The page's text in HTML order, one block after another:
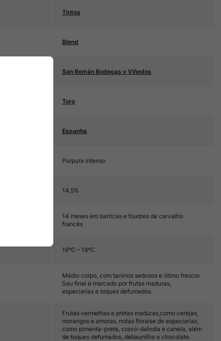
Tintos
Blend
San Román Bodegas y Viñedos
Toro
Espanha
Púrpura intenso
14,5%
14 meses em barricas e foudres de carvalho
francês
16ºC – 18ºC
Médio corpo, com taninos sedosos e ótimo frescor.
Seu final é marcado por frutas maduras,
especiarias e toques defumados.
Frutas vermelhas e pretas maduras,como cerejas,
morangos e amoras, notas floraise de especiarias,
como pimenta-preta, cravo-daÍndia e canela, além
de toques defumados, debaunilha e chocolate.